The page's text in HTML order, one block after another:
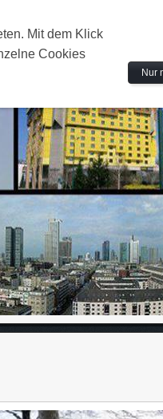
Mit dem Klick
Cookies
Nur